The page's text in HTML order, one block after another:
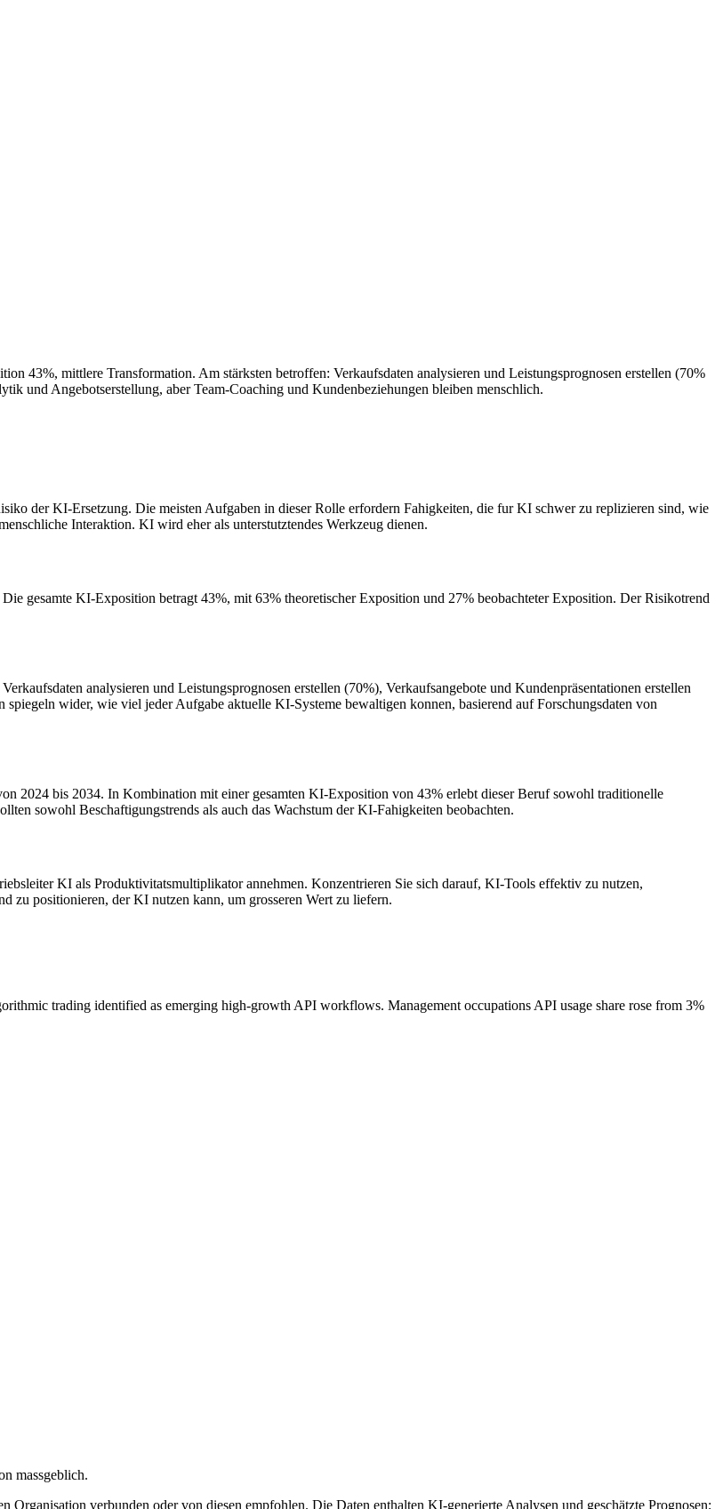
43%, mittlere Transformation. Am stärksten betroffen: Verkaufsdaten analysieren und Leistungsprognosen erstellen (70%
und Angebotserstellung, aber Team-Coaching und Kundenbeziehungen bleiben menschlich.
der KI-Ersetzung. Die meisten Aufgaben in dieser Rolle erfordern Fahigkeiten, die fur KI schwer zu replizieren sind, wie
Interaktion. KI wird eher als unterstutztendes Werkzeug dienen.
gesamte KI-Exposition betragt 43%, mit 63% theoretischer Exposition und 27% beobachteter Exposition. Der Risikotrend
analysieren und Leistungsprognosen erstellen (70%), Verkaufsangebote und Kundenpräsentationen erstellen
wider, wie viel jeder Aufgabe aktuelle KI-Systeme bewaltigen konnen, basierend auf Forschungsdaten von
2024 bis 2034. In Kombination mit einer gesamten KI-Exposition von 43% erlebt dieser Beruf sowohl traditionelle
sowohl Beschaftigungstrends als auch das Wachstum der KI-Fahigkeiten beobachten.
KI als Produktivitatsmultiplikator annehmen. Konzentrieren Sie sich darauf, KI-Tools effektiv zu nutzen,
zu positionieren, der KI nutzen kann, um grosseren Wert zu liefern.
trading identified as emerging high-growth API workflows. Management occupations API usage share rose from 3%
massgeblich.
verbunden oder von diesen empfohlen. Die Daten enthalten KI-generierte Analysen und geschätzte Prognosen;